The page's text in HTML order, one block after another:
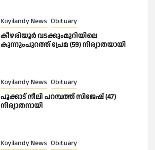
Koyilandy News Obituary
കീഴരിയൂർ വടക്കുംമുറിയിലെ
കുന്നുംപുറത്ത് പ്രേമ (59) നിര്യാതയായി
Koyilandy News Obituary
പൂക്കാട് നീലി പറമ്പത്ത് സിജേഷ് (47)
നിര്യാതനായി
Koyilandy News Obituary